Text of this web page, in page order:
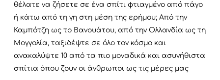
θέλατε να ζήσετε σε ένα σπίτι φτιαγμένο από πάγο
ή κάτω από τη γη στη μέση της ερήμου; Από την
Καμπότζη ως το Βανουάτου, από την Ολλανδία ως τη
Μογγολία, ταξιδέψτε σε όλο τον κόσμο και
ανακαλύψτε 10 από τα πιο μοναδικά και ασυνήθιστα
σπίτια όπου ζουν οι άνθρωποι ως τις μέρες μας